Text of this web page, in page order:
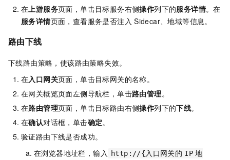
在 上游服务页面，单击目标服务右侧操作列下的服务详情。在
服务详情页面，查看服务是否注入 Sidecar、地域等信息。
路由下线
下线路由策略，使该路由策略失效。
在入口网关页面，单击目标网关的名称。
在网关概览页面左侧导航栏，单击路由管理。
在路由管理页面，单击目标路由右侧操作列下的下线。
在确认对话框，单击确定。
验证路由下线是否成功。
在浏览器地址栏，输入
http://{入口网关的 IP 地